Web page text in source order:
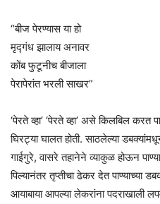
“बीज पेरण्यास या हो
मृद्गंध झालाय अनावर
कोंब फुटूनीच बीजाला
पेरापेरांत भरली साखर”
‘पेरते व्हा’ ‘पेरते व्हा’ असे किलबिल
घिरट्या घालत होती. साठलेल्या
गाईगुरे, वासरे तहानेने व्याकुळ होऊन
पिल्यानंतर तृप्तीचा ढेकर देत पाण्याच्या
आयाबाया आपल्या लेकरांना पदराखाली